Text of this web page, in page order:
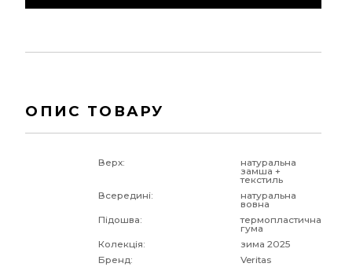
ОПИС ТОВАРУ
Верх: натуральна
замша +
текстиль
Всередині:
натуральна
вовна
Підошва:
термопластична
гума
Колекція:
зима 2025
Бренд:
Veritas